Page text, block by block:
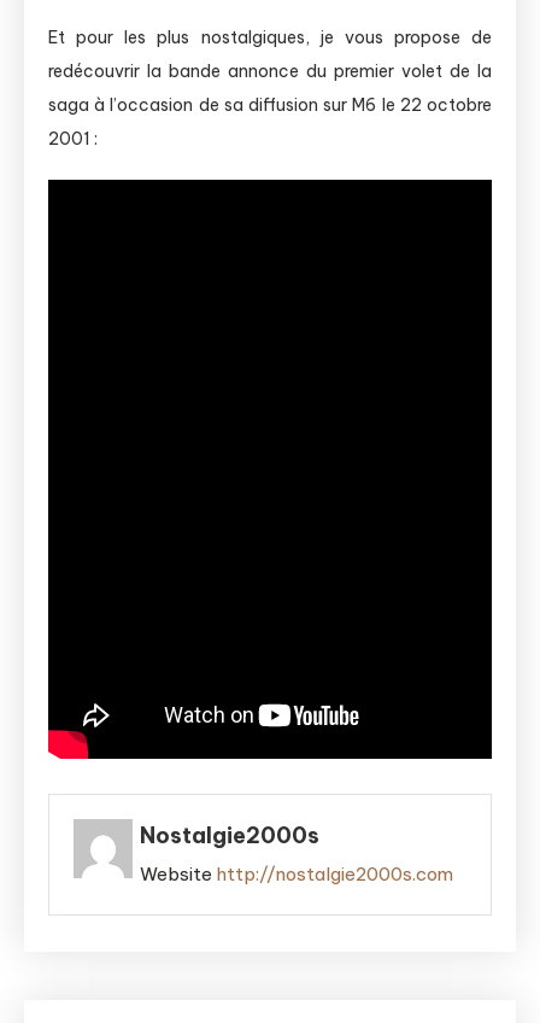
Et pour les plus nostalgiques, je vous propose de
redécouvrir la bande annonce du premier volet de la
saga à l’occasion de sa diffusion sur M6 le 22 octobre
2001 :
Nostalgie2000s
Website http://nostalgie2000s.com